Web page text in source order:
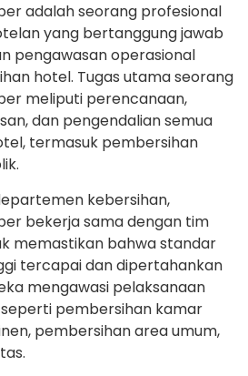
adalah seorang profesional
yang bertanggung jawab
pengawasan operasional
hotel. Tugas utama seorang
meliputi perencanaan,
dan pengendalian semua
termasuk pembersihan
kebersihan,
bekerja sama dengan tim
memastikan bahwa standar
tercapai dan dipertahankan
mengawasi pelaksanaan
pembersihan kamar
pembersihan area umum,